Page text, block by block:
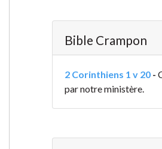
Bible Crampon
2 Corinthiens 1 v 20-
par notre ministère.